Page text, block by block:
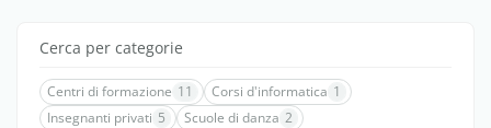
Cerca per categorie
Centri di formazione 11 Corsi d'informatica 1
Insegnanti privati 5 Scuole di danza 2